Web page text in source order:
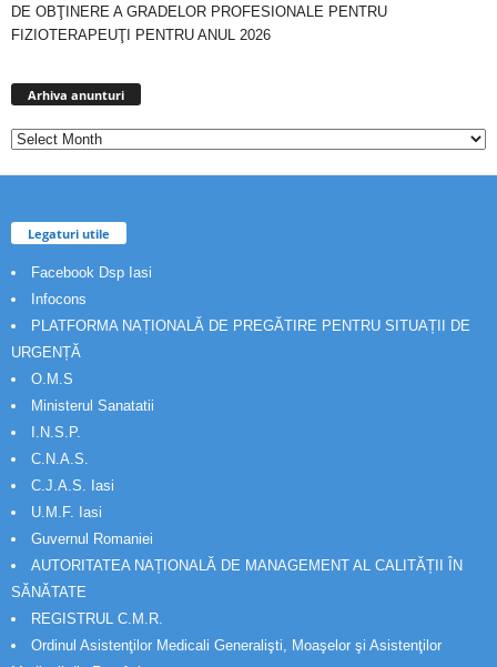
DE OBŢINERE A GRADELOR PROFESIONALE PENTRU
FIZIOTERAPEUŢI PENTRU ANUL 2026
Arhiva anunturi
Legaturi utile
Facebook Dsp Iasi
Infocons
PLATFORMA NAȚIONALĂ DE PREGĂTIRE PENTRU SITUAȚII DE
URGENȚĂ
O.M.S
Ministerul Sanatatii
I.N.S.P.
C.N.A.S.
C.J.A.S. Iasi
U.M.F. Iasi
Guvernul Romaniei
AUTORITATEA NAȚIONALĂ DE MANAGEMENT AL CALITĂȚII ÎN
SĂNĂTATE
REGISTRUL C.M.R.
Ordinul Asistenţilor Medicali Generalişti, Moaşelor şi Asistenţilor